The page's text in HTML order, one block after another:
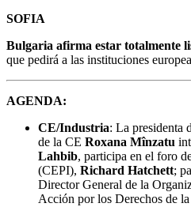
SOFIA
Bulgaria afirma estar totalmente
que pedirá a las instituciones
AGENDA:
CE/Industria: La presidenta
de la CE Roxana Mînzatu
Lahbib, participa en el foro
(CEPI), Richard Hatchett;
Director General de la
Acción por los Derechos de